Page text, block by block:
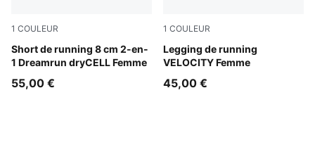
1 COULEUR
Short de running 8 cm 2-en-
1 Dreamrun dryCELL Femme
Puma Black
55,00 €
1 COULEUR
Legging de running
VELOCITY Femme
Puma Black
45,00 €